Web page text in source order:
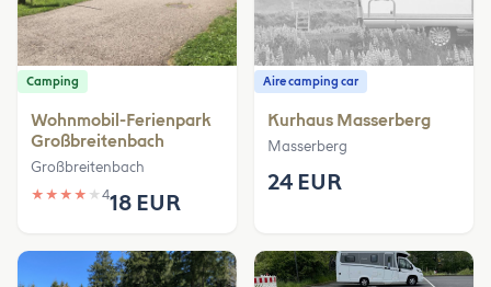
Camping
Wohnmobil-Ferienpark
Großbreitenbach
Großbreitenbach
★ ★ ★ ★ ★ 418 EUR
Aire camping car
Kurhaus Masserberg
Masserberg
24 EUR